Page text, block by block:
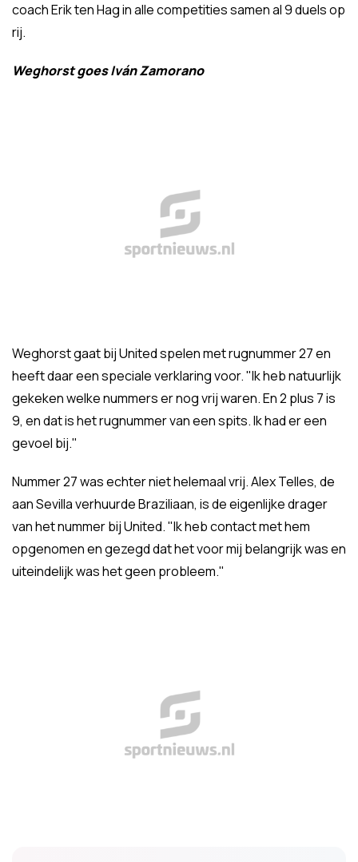
coach Erik ten Hag in alle competities samen al 9 duels op
rij.
Weghorst goes Iván Zamorano
Weghorst gaat bij United spelen met rugnummer 27 en
heeft daar een speciale verklaring voor. "Ik heb natuurlijk
gekeken welke nummers er nog vrij waren. En 2 plus 7 is
9, en dat is het rugnummer van een spits. Ik had er een
gevoel bij."
Nummer 27 was echter niet helemaal vrij. Alex Telles, de
aan Sevilla verhuurde Braziliaan, is de eigenlijke drager
van het nummer bij United. "Ik heb contact met hem
opgenomen en gezegd dat het voor mij belangrijk was en
uiteindelijk was het geen probleem."